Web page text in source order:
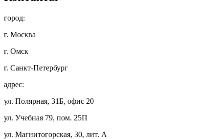
город:
г. Москва
г. Омск
г. Санкт-Петербург
адрес:
ул. Полярная, 31Б, офис 20
ул. Учебная 79, пом. 25П
ул. Магнитогорская, 30, лит. А